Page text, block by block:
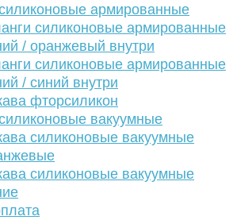
армированные
силиконовые армированные
/ оранжевый внутри
силиконовые армированные
/ синий внутри
фторсиликон
вакуумные
силиконовые вакуумные
силиконовые вакуумные